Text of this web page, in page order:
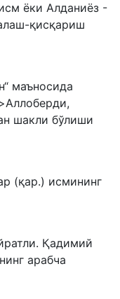
ёки Алданиёз -
қисқариш
маъносида
шакли бўлиши
(қар.) исмининг
Қадимий
арабча